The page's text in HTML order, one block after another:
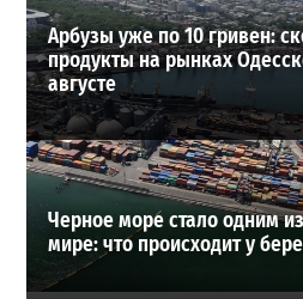
Арбузы уже по 10 гривен:
продукты на рынках
августе
Черное море стало одним
мире: что происходит у